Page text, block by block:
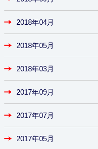
2018年04月
2018年05月
2018年03月
2017年09月
2017年07月
2017年05月